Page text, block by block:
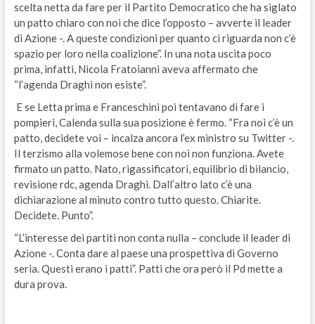
scelta netta da fare per il Partito Democratico che ha siglato
un patto chiaro con noi che dice l’opposto – avverte il leader
di Azione -. A queste condizioni per quanto ci riguarda non c’è
spazio per loro nella coalizione”. In una nota uscita poco
prima, infatti, Nicola Fratoianni aveva affermato che
“l’agenda Draghi non esiste”.
E se Letta prima e Franceschini poi tentavano di fare i
pompieri, Calenda sulla sua posizione è fermo. “Fra noi c’è un
patto, decidete voi – incalza ancora l’ex ministro su Twitter -.
Il terzismo alla volemose bene con noi non funziona. Avete
firmato un patto. Nato, rigassificatori, equilibrio di bilancio,
revisione rdc, agenda Draghi. Dall’altro lato c’è una
dichiarazione al minuto contro tutto questo. Chiarite.
Decidete. Punto”.
“L’interesse dei partiti non conta nulla – conclude il leader di
Azione -. Conta dare al paese una prospettiva di Governo
seria. Questi erano i patti”. Patti che ora però il Pd mette a
dura prova.